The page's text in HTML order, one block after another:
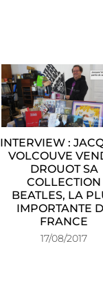
INTERVIEW :
VOLCOUVE
DROUOT SA
COLLECTION
BEATLES, LA
IMPORTANTE
FRANCE
17/08/2017